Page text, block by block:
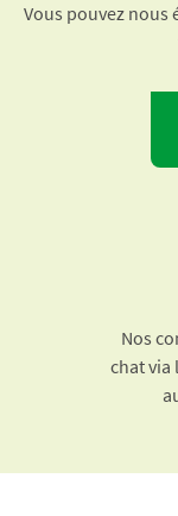
Vous pouvez
Nos
chat via